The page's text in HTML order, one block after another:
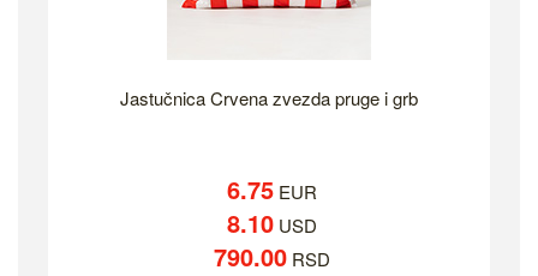
Jastučnica Crvena zvezda pruge i grb
6.75 EUR
8.10 USD
790.00 RSD